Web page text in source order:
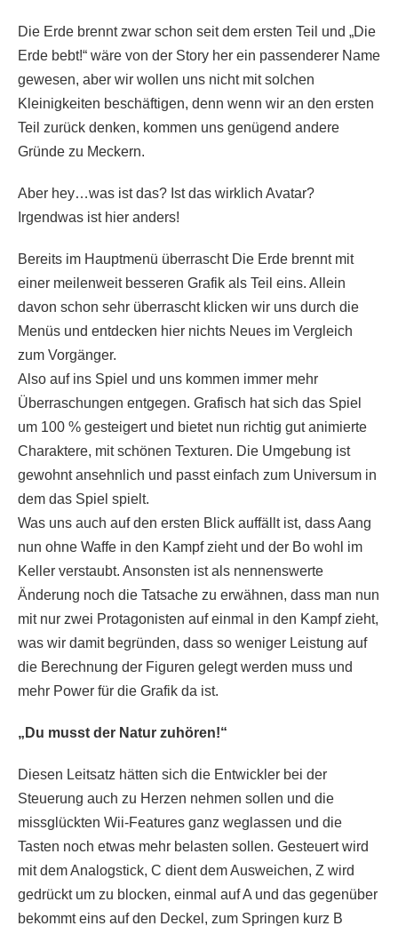
Die Erde brennt zwar schon seit dem ersten Teil und „Die
Erde bebt!“ wäre von der Story her ein passenderer Name
gewesen, aber wir wollen uns nicht mit solchen
Kleinigkeiten beschäftigen, denn wenn wir an den ersten
Teil zurück denken, kommen uns genügend andere
Gründe zu Meckern.
Aber hey…was ist das? Ist das wirklich Avatar?
Irgendwas ist hier anders!
Bereits im Hauptmenü überrascht Die Erde brennt mit
einer meilenweit besseren Grafik als Teil eins. Allein
davon schon sehr überrascht klicken wir uns durch die
Menüs und entdecken hier nichts Neues im Vergleich
zum Vorgänger.
Also auf ins Spiel und uns kommen immer mehr
Überraschungen entgegen. Grafisch hat sich das Spiel
um 100 % gesteigert und bietet nun richtig gut animierte
Charaktere, mit schönen Texturen. Die Umgebung ist
gewohnt ansehnlich und passt einfach zum Universum in
dem das Spiel spielt.
Was uns auch auf den ersten Blick auffällt ist, dass Aang
nun ohne Waffe in den Kampf zieht und der Bo wohl im
Keller verstaubt. Ansonsten ist als nennenswerte
Änderung noch die Tatsache zu erwähnen, dass man nun
mit nur zwei Protagonisten auf einmal in den Kampf zieht,
was wir damit begründen, dass so weniger Leistung auf
die Berechnung der Figuren gelegt werden muss und
mehr Power für die Grafik da ist.
„Du musst der Natur zuhören!“
Diesen Leitsatz hätten sich die Entwickler bei der
Steuerung auch zu Herzen nehmen sollen und die
missglückten Wii-Features ganz weglassen und die
Tasten noch etwas mehr belasten sollen. Gesteuert wird
mit dem Analogstick, C dient dem Ausweichen, Z wird
gedrückt um zu blocken, einmal auf A und das gegenüber
bekommt eins auf den Deckel, zum Springen kurz B